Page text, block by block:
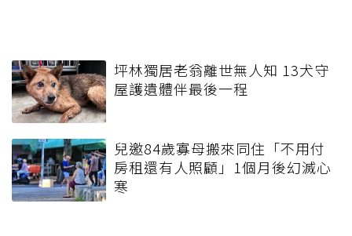
坪林獨居老翁離世無人知 13犬守
屋護遺體伴最後一程
兒邀84歲寡母搬來同住「不用付
房租還有人照顧」1個月後幻滅心
寒